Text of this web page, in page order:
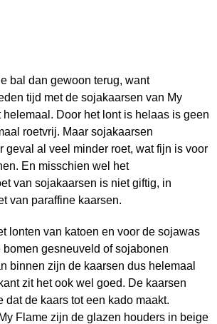
bal dan gewoon terug, want
tijd met de sojakaarsen van My
helemaal. Door het lont is helaas is geen
roetvrij. Maar sojakaarsen
geval al veel minder roet, wat fijn is voor
En misschien wel het
van sojakaarsen is niet giftig, in
van paraffine kaarsen.
lonten van katoen en voor de sojawas
gesneuveld of sojabonen
binnen zijn de kaarsen dus helemaal
zit het ook wel goed. De kaarsen
dat de kaars tot een kado maakt.
Flame zijn de glazen houders in beige